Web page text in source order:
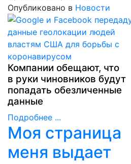
Опубликовано в Новости
Компании обещают, что
в руки чиновников будут
попадать обезличенные
данные
Подробнее ...
Моя страница
меня выдает